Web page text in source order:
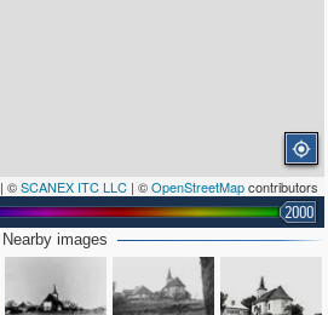
| ©SCANEX ITC LLC | ©OpenStreetMapcontributors
2000
Nearby images